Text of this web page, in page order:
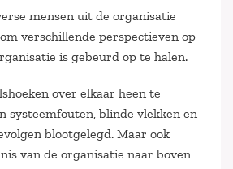
mensen uit de organisatie
verschillende perspectieven op
is gebeurd op te halen.
over elkaar heen te
systeemfouten, blinde vlekken en
blootgelegd. Maar ook
van de organisatie naar boven